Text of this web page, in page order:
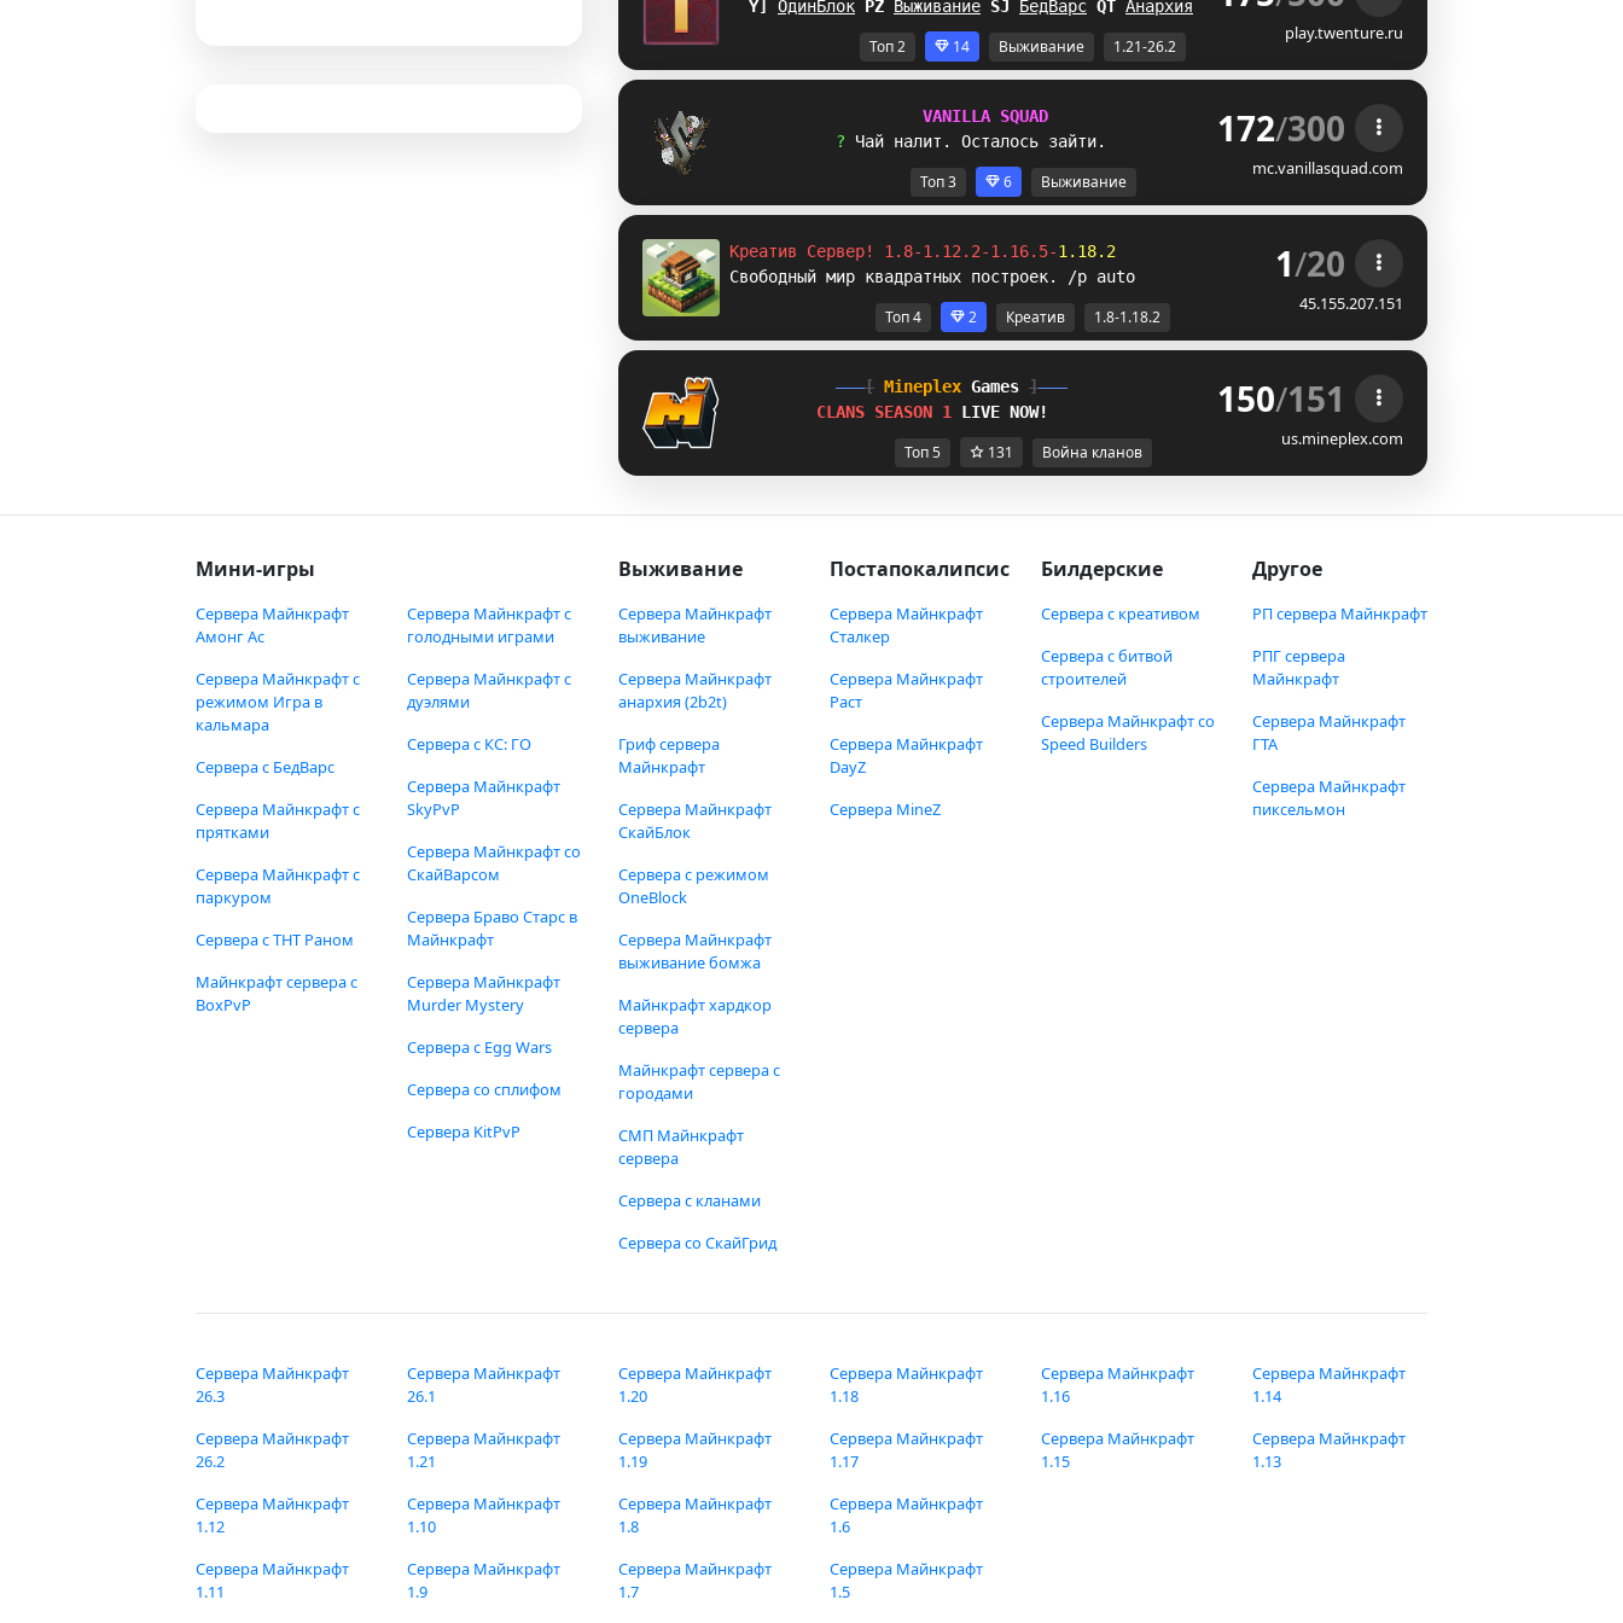
IF
ОдинБлок \R Выживание [W БедВарс L[ Анархия
play.twenture.ru
Топ 2 14 Выживание 1.21-26.2
VANIL L A SQUAD
? Чай налит . Осталось зайти. 172/300
mc.vanillasquad.com
Топ 3 6 Выживание
Креатив Сервер! 1.8-1.12.2-1.16.5-1.18.2
Свободный мир квадратных построек. /p auto
1/20
45.155.207.151
Топ 4 2 Креатив 1.8-1.18.2
[ Mineplex Games ]
CLANS SEASON 1 LIVE NOW! 150/151
us.mineplex.com
Топ 5 131 Война кланов
Мини-игры
Сервера Майнкрафт
Амонг Ас
Сервера Майнкрафт с
режимом Игра в
кальмара
Сервера с БедВарс
Сервера Майнкрафт с
прятками
Сервера Майнкрафт с
паркуром
Сервера с ТНТ Раном
Майнкрафт сервера с
BoxPvP
Сервера Майнкрафт с
голодными играми
Сервера Майнкрафт с
дуэлями
Сервера с КС: ГО
Сервера Майнкрафт
SkyPvP
Сервера Майнкрафт со
СкайВарсом
Сервера Браво Старс в
Майнкрафт
Сервера Майнкрафт
Murder Mystery
Сервера с Egg Wars
Сервера со сплифом
Сервера KitPvP
Выживание
Сервера Майнкрафт
выживание
Сервера Майнкрафт
анархия (2b2t)
Гриф сервера
Майнкрафт
Сервера Майнкрафт
СкайБлок
Сервера с режимом
OneBlock
Сервера Майнкрафт
выживание бомжа
Майнкрафт хардкор
сервера
Майнкрафт сервера с
городами
СМП Майнкрафт
сервера
Сервера с кланами
Сервера со СкайГрид
Постапокалипсис
Сервера Майнкрафт
Сталкер
Сервера Майнкрафт
Раст
Сервера Майнкрафт
DayZ
Сервера MineZ
Билдерские
Сервера с креативом
Сервера с битвой
строителей
Сервера Майнкрафт со
Speed Builders
Другое
РП сервера Майнкрафт
РПГ сервера
Майнкрафт
Сервера Майнкрафт
ГТА
Сервера Майнкрафт
пиксельмон
Сервера Майнкрафт
26.3
Сервера Майнкрафт
26.2
Сервера Майнкрафт
26.1
Сервера Майнкрафт
1.21
Сервера Майнкрафт
1.20
Сервера Майнкрафт
1.19
Сервера Майнкрафт
1.18
Сервера Майнкрафт
1.17
Сервера Майнкрафт
1.16
Сервера Майнкрафт
1.15
Сервера Майнкрафт
1.14
Сервера Майнкрафт
1.13
Сервера Майнкрафт
1.12
Сервера Майнкрафт
1.11
Сервера Майнкрафт
1.10
Сервера Майнкрафт
1.9
Сервера Майнкрафт
1.8
Сервера Майнкрафт
1.7
Сервера Майнкрафт
1.6
Сервера Майнкрафт
1.5